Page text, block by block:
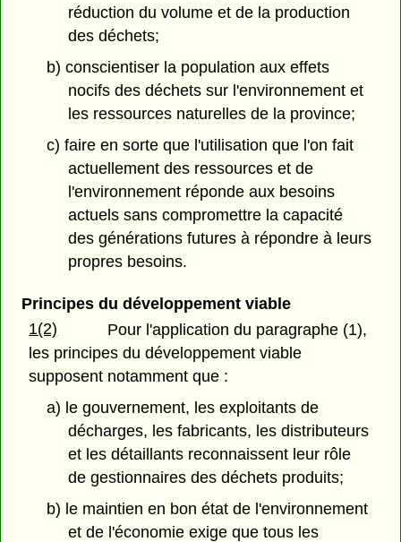
réduction du volume et de la production
des déchets;
b) conscientiser la population aux effets
nocifs des déchets sur l'environnement et
les ressources naturelles de la province;
c) faire en sorte que l'utilisation que l'on fait
actuellement des ressources et de
l'environnement réponde aux besoins
actuels sans compromettre la capacité
des générations futures à répondre à leurs
propres besoins.
Principes du développement viable
1(2)
Pour l'application du paragraphe (1),
les principes du développement viable
supposent notamment que :
a) le gouvernement, les exploitants de
décharges, les fabricants, les distributeurs
et les détaillants reconnaissent leur rôle
de gestionnaires des déchets produits;
b) le maintien en bon état de l'environnement
et de l'économie exige que tous les